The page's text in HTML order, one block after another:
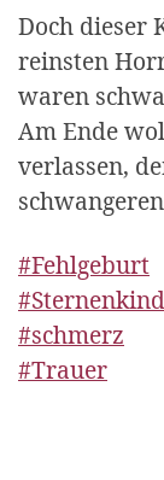
Doch dieser
reinsten
waren
Am Ende
verlassen,
#Fehlgeburt
#Sternenkind
#schmerz
#Trauer